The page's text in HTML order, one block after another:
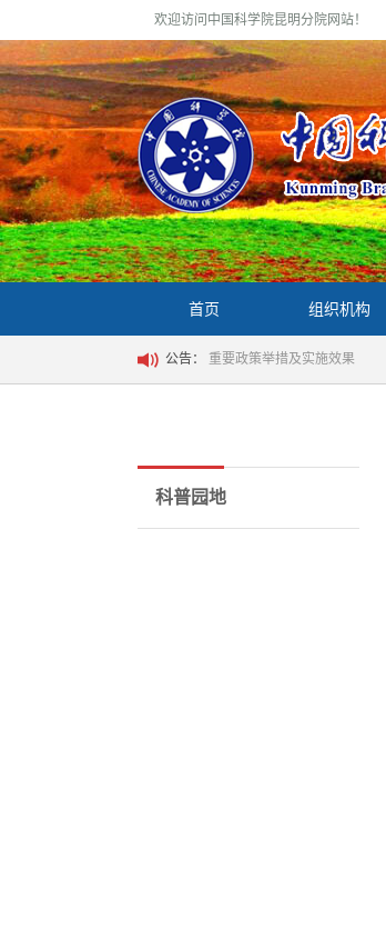
欢迎访问中国科学院昆明分院网站！
首页 组织机构
公告： 重要政策举措及实施效果
科普园地